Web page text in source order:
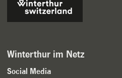
Winterthur im Netz
Social Media